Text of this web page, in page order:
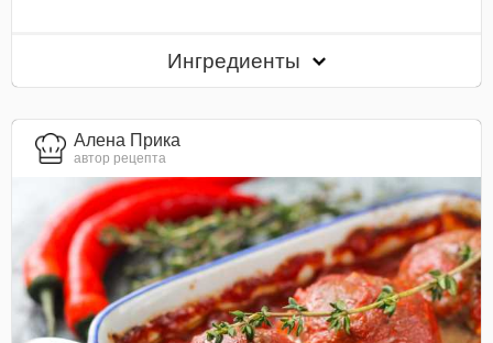
Ингредиенты
Алена Прика
автор рецепта